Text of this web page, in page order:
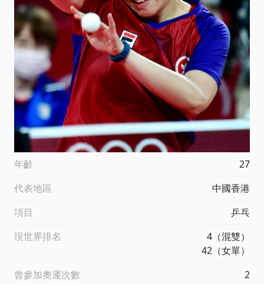
年齡
27
代表地區
中國香港
項目
乒乓
現世界排名
4（混雙）
42（女單）
曾參加奧運次數
2